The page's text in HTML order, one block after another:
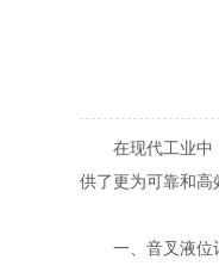
在现代工业中，
供了更为可靠和高
一、音叉液位